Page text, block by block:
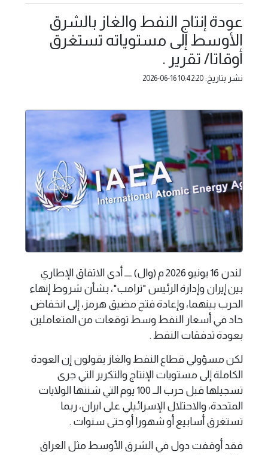
عودة إنتاج النفط والغاز بالشرق
الأوسط إلى مستوياته تستغرق
أوقاتا/ تقرير .
نشر بتاريخ: 2026-06-16 10:42:20
لندن 16 يونيو 2026 م (وال) ــــ أدى الاتفاق الإطاري
بين إيران وإدارة الرئيس "ترامب"، بشأن شروط إنهاء
الحرب بينهما، وإعادة فتح مضيق هرمز، إلى انخفاض
حاد في أسعار النفط وسط توقعات من المتعاملين
بعودة تدفقات النفط .
لكن مسؤولي قطاع النفط والغاز يقولون إن العودة
الكاملة إلى مستويات الإنتاج والتكرير التي جرى
تسجيلها قبل حرب الــ 100 يوم التي شنتها الولايات
المتحدة، والاحتلال الإسرائيلي على ايران، ربما
تستغرق أسابيع أو شهورا أو حتى سنوات .
فقد أوقفت دول في الشرق الأوسط مثل العراق